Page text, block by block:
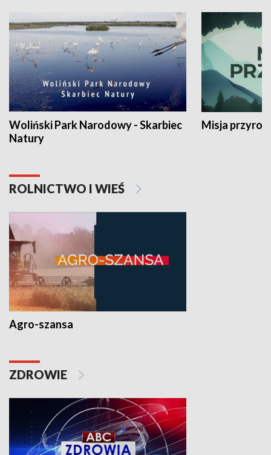
Woliński Park Narodowy - Skarbiec
Natury
Misja
ROLNICTWO I WIEŚ
Agro-szansa
ZDROWIE